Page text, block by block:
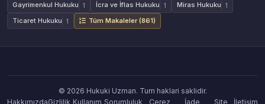
Gayrimenkul Hukuku 1 İcra ve İflas Hukuku 1 Miras Hukuku 1
Ticaret Hukuku 1 Tüm Makaleler (861)
© 2026 Hukuki Uzman. Tum haklari saklidir.
HakkımızdaGizlilik Kullanım Sorumluluk Çerez İade Site İletişim